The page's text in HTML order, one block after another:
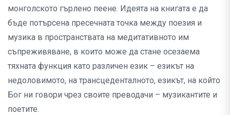
монголското гърлено пеене. Идеята на книгата е да
бъде потърсена пресечната точка между поезия и
музика в пространствата на медитативното им
съпреживяване, в които може да стане осезаема
тяхната функция като различен език – езикът на
недоловимото, на трансцеденталното, езикът, на който
Бог ни говори чрез своите преводачи – музикантите и
поетите.